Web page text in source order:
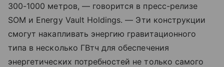
300-1000 метров, — говорится в пресс-релизе
SOM и Energy Vault Holdings. — Эти конструкции
смогут накапливать энергию гравитационного
типа в несколько ГВтч для обеспечения
энергетических потребностей не только самого